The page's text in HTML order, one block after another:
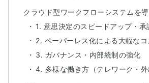
クラウド型ワークフローシステムを
1. 意思決定のスピードアップ・承
2. ペーパーレス化による大幅な
3. ガバナンス・内部統制の強化
4. 多様な働き方（テレワーク・